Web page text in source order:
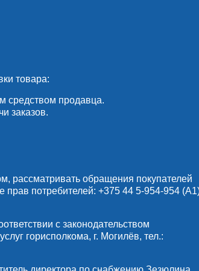
товара:
средством продавца.
заказов.
рассматривать обращения покупателей
прав потребителей: +375 44 5-954-954
с законодательством
горисполкома, г. Могилёв, тел.: